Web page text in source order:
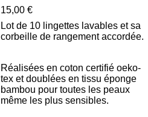
15,00 €
Lot de 10 lingettes lavables et sa
corbeille de rangement accordée.
Réalisées en coton certifié oeko-
tex et doublées en tissu éponge
bambou pour toutes les peaux
même les plus sensibles.